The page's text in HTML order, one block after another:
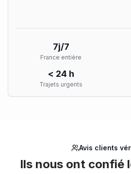
7j/7
France entière
< 24 h
Trajets urgents
Avis clients
Ils nous ont confié